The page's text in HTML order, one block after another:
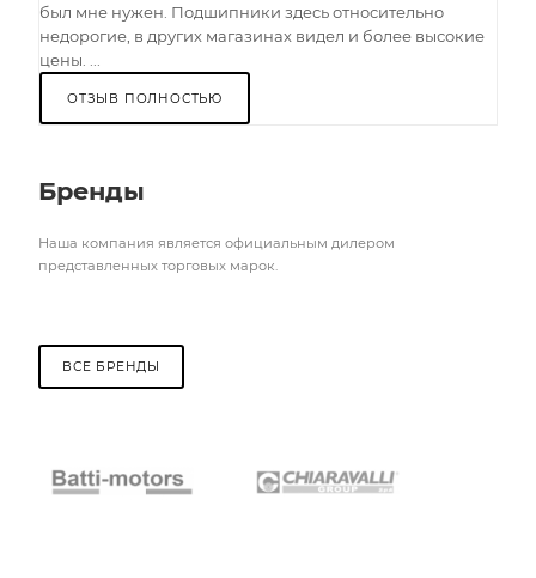
был мне нужен. Подшипники здесь относительно
недорогие, в других магазинах видел и более высокие
цены. ...
ОТЗЫВ ПОЛНОСТЬЮ
Бренды
Наша компания является официальным дилером
представленных торговых марок.
ВСЕ БРЕНДЫ